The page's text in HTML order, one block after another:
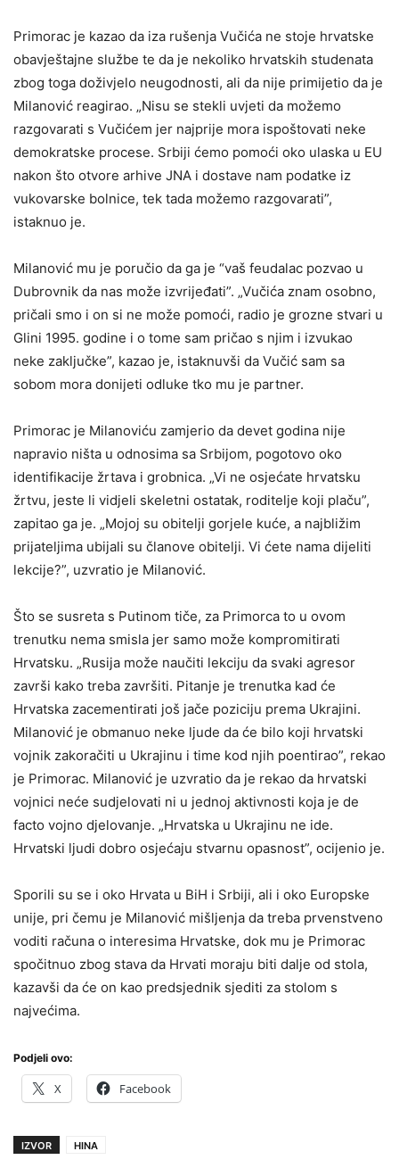
Primorac je kazao da iza rušenja Vučića ne stoje hrvatske
obavještajne službe te da je nekoliko hrvatskih studenata
zbog toga doživjelo neugodnosti, ali da nije primijetio da je
Milanović reagirao. „Nisu se stekli uvjeti da možemo
razgovarati s Vučićem jer najprije mora ispoštovati neke
demokratske procese. Srbiji ćemo pomoći oko ulaska u EU
nakon što otvore arhive JNA i dostave nam podatke iz
vukovarske bolnice, tek tada možemo razgovarati”,
istaknuo je.
Milanović mu je poručio da ga je “vaš feudalac pozvao u
Dubrovnik da nas može izvrijeđati”. „Vučića znam osobno,
pričali smo i on si ne može pomoći, radio je grozne stvari u
Glini 1995. godine i o tome sam pričao s njim i izvukao
neke zaključke”, kazao je, istaknuvši da Vučić sam sa
sobom mora donijeti odluke tko mu je partner.
Primorac je Milanoviću zamjerio da devet godina nije
napravio ništa u odnosima sa Srbijom, pogotovo oko
identifikacije žrtava i grobnica. „Vi ne osjećate hrvatsku
žrtvu, jeste li vidjeli skeletni ostatak, roditelje koji plaču”,
zapitao ga je. „Mojoj su obitelji gorjele kuće, a najbližim
prijateljima ubijali su članove obitelji. Vi ćete nama dijeliti
lekcije?”, uzvratio je Milanović.
Što se susreta s Putinom tiče, za Primorca to u ovom
trenutku nema smisla jer samo može kompromitirati
Hrvatsku. „Rusija može naučiti lekciju da svaki agresor
završi kako treba završiti. Pitanje je trenutka kad će
Hrvatska zacementirati još jače poziciju prema Ukrajini.
Milanović je obmanuo neke ljude da će bilo koji hrvatski
vojnik zakoračiti u Ukrajinu i time kod njih poentirao”, rekao
je Primorac. Milanović je uzvratio da je rekao da hrvatski
vojnici neće sudjelovati ni u jednoj aktivnosti koja je de
facto vojno djelovanje. „Hrvatska u Ukrajinu ne ide.
Hrvatski ljudi dobro osjećaju stvarnu opasnost”, ocijenio je.
Sporili su se i oko Hrvata u BiH i Srbiji, ali i oko Europske
unije, pri čemu je Milanović mišljenja da treba prvenstveno
voditi računa o interesima Hrvatske, dok mu je Primorac
spočitnuo zbog stava da Hrvati moraju biti dalje od stola,
kazavši da će on kao predsjednik sjediti za stolom s
najvećima.
Podjeli ovo:
X Facebook
IZVOR HINA